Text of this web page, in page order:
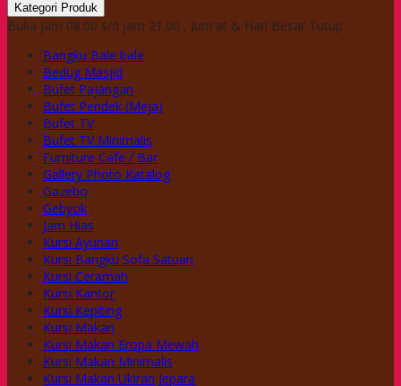
Kategori Produk
Buka jam 08.00 s/d jam 21.00 , Jum'at & Hari Besar Tutup
Bangku Bale bale
Bedug Masjid
Bufet Pajangan
Bufet Pendek (Meja)
Bufet TV
Bufet TV Minimalis
Furniture Cafe / Bar
Gallery Photo Katalog
Gazebo
Gebyok
Jam Hias
Kursi Ayunan
Kursi Bangku Sofa Satuan
Kursi Ceramah
Kursi Kantor
Kursi Kepiting
Kursi Makan
Kursi Makan Eropa Mewah
Kursi Makan Minimalis
Kursi Makan Ukiran Jepara